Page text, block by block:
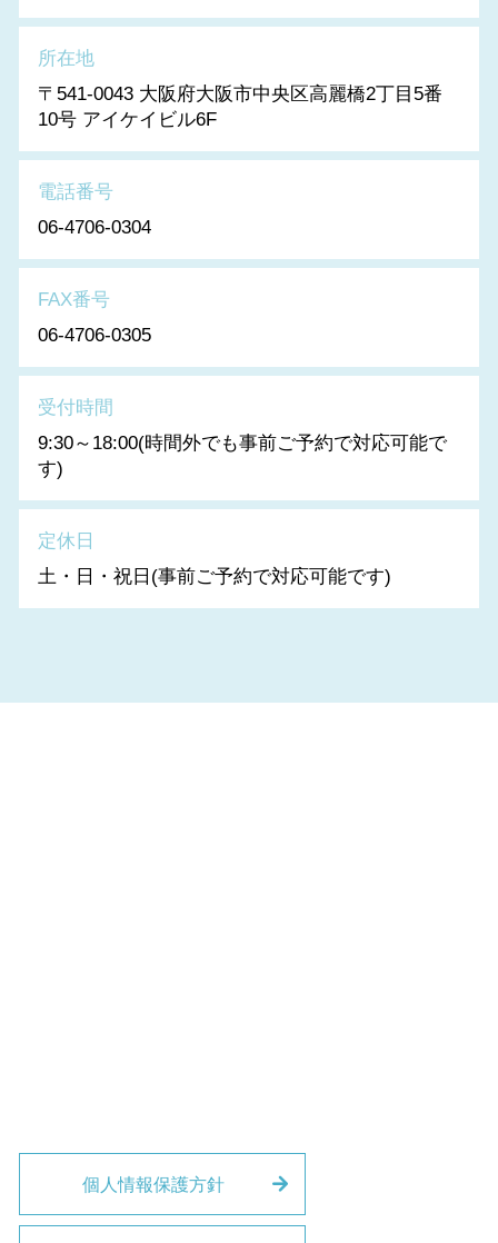
所在地
〒541-0043 大阪府大阪市中央区高麗橋2丁目5番
10号 アイケイビル6F
電話番号
06-4706-0304
FAX番号
06-4706-0305
受付時間
9:30～18:00(時間外でも事前ご予約で対応可能で
す)
定休日
土・日・祝日(事前ご予約で対応可能です)
個人情報保護方針